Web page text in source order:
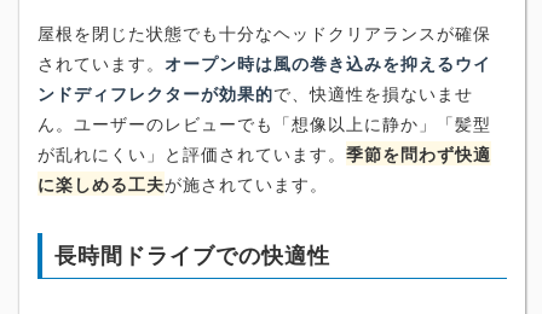
屋根を閉じた状態でも十分なヘッドクリアランスが確保
されています。 オープン時は風の巻き込みを抑えるウイ
ンドディフレクターが効果的で、快適性を損ないませ
ん。ユーザーのレビューでも「想像以上に静か」「髪型
が乱れにくい」と評価されています。 季節を問わず快適
に楽しめる工夫が施されています。
長時間ドライブでの快適性